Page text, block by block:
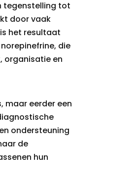
tegenstelling tot
door vaak
het resultaat
die
organisatie en
maar eerder een
ondersteuning
de
hun